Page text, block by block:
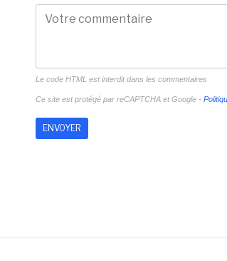
Le code HTML est interdit dans les commentaires
Ce site est protégé par reCAPTCHA et Google -